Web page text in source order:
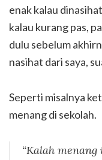
enak kalau
kalau kurang pas,
dulu sebelum
nasihat dari saya,
Seperti misalnya
menang di sekolah.
“Kalah menang